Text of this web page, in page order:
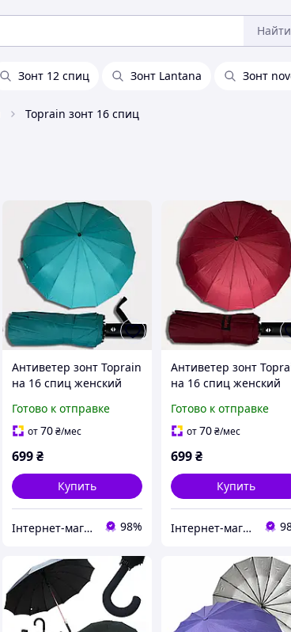
Найти
Зонт 12 спиц Зонт Lantana Зонт
Toprain зонт 16 спиц
Антиветер зонт Toprain
на 16 спиц женский
автомат складной
качественный
антишторм от дождя
Готово к отправке
от70₴/мес
699₴
Купить
Інтернет-магазин Sport Year 98%
Антиветер зонт
на 16 спиц женский
автомат складной
качественный
антишторм от дождя
Готово к отправке
от70₴/мес
699₴
Купить
Інтернет-магазин Sport Year